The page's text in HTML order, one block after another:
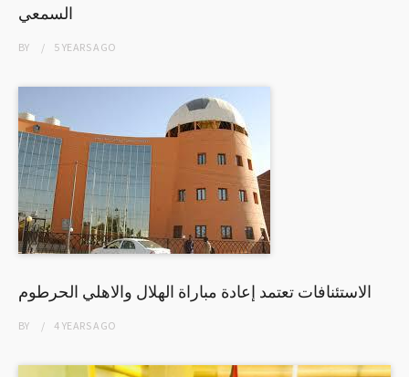
السمعي
BY 5 YEARSAGO
الاستئنافات تعتمد إعادة مباراة الهلال والاهلي الحرطوم
BY 4 YEARSAGO